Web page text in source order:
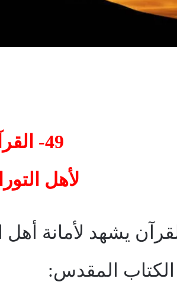
49- القرآن يشهد
لأهل
يشهد لأمانة أهل
الكتاب المقدس: